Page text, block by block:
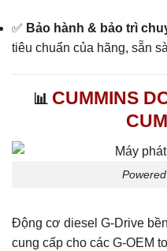
✅ Bảo hành & bảo trì
tiêu chuẩn của hãng, sẵn
📊 CUMMINS
Động cơ diesel G-Drive
cung cấp cho các G-OEM